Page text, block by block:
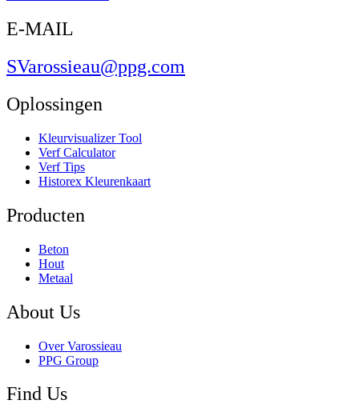
E-MAIL
SVarossieau@ppg.com
Oplossingen
Kleurvisualizer Tool
Verf Calculator
Verf Tips
Historex Kleurenkaart
Producten
Beton
Hout
Metaal
About Us
Over Varossieau
PPG Group
Find Us